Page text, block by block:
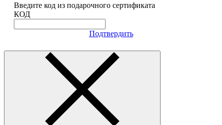
Введите код из подарочного сертификата
КОД
Подтвердить